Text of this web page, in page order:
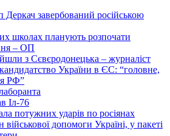
завербований російською
школах планують розпочати
– ОП
з Сєвєродонецька – журналіст
України в ЄС: “головне,
РФ”
Іл-76
потужних ударів по росіянах
допомоги Україні, у пакеті